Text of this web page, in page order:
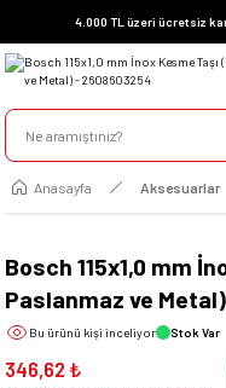
4.000 TL üzeri ücretsiz
Anasayfa Aksesuarlar
Bosch 115x1,0 mm
Paslanmaz ve
Bu ürünü kişi inceliyor Stok Var
346,62 ₺